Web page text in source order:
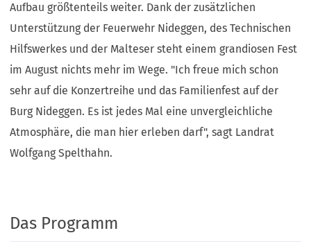
Aufbau größtenteils weiter. Dank der zusätzlichen
Unterstützung der Feuerwehr Nideggen, des Technischen
Hilfswerkes und der Malteser steht einem grandiosen Fest
im August nichts mehr im Wege. "Ich freue mich schon
sehr auf die Konzertreihe und das Familienfest auf der
Burg Nideggen. Es ist jedes Mal eine unvergleichliche
Atmosphäre, die man hier erleben darf", sagt Landrat
Wolfgang Spelthahn.
Das Programm